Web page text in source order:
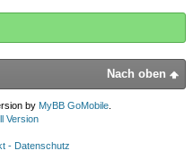
Nach oben
by MyBB GoMobile.
Version
- Datenschutz